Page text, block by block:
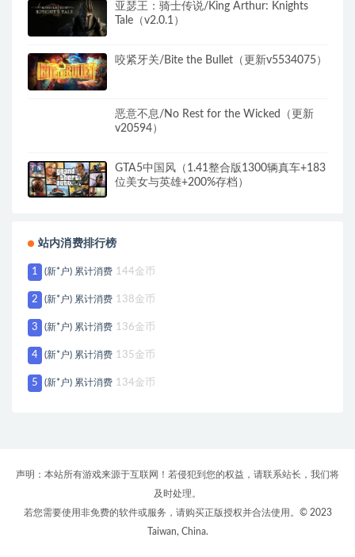
亚瑟王：骑士传说/King Arthur: Knights
Tale（v2.0.1）
咬紧牙关/Bite the Bullet（更新v5534075）
恶意不息/No Rest for the Wicked（更新
v20594）
GTA5中国风（1.41整合版1300辆真车+183
位美女与英雄+200%存档）
站内消费排行榜
1 (新*户) 累计消费 144金币
2 (新*户) 累计消费 138金币
3 (新*户) 累计消费 136金币
4 (新*户) 累计消费 135金币
5 (新*户) 累计消费 134金币
声明：本站所有游戏来源于互联网！若侵犯到您的权益，请联系站长，我们将
及时处理。
若您需要使用非免费的软件或服务，请购买正版授权并合法使用。© 2023
Taiwan, China.